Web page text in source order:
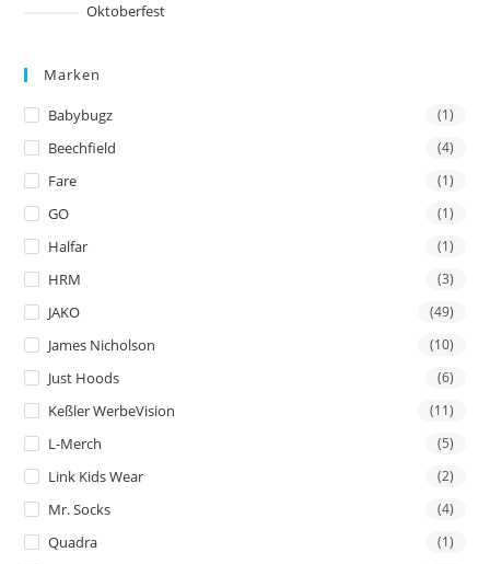
Oktoberfest
Marken
Babybugz (1)
Beechfield (4)
Fare (1)
GO (1)
Halfar (1)
HRM (3)
JAKO (49)
James Nicholson (10)
Just Hoods (6)
Keßler WerbeVision (11)
L-Merch (5)
Link Kids Wear (2)
Mr. Socks (4)
Quadra (1)